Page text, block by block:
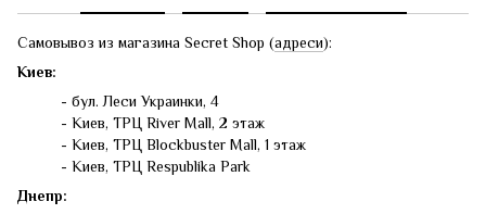
Самовывоз из магазина Secret Shop (адреси):
Киев:
- бул. Леси Украинки, 4
- Киев, ТРЦ River Mall, 2 этаж
- Киев, ТРЦ Blockbuster Mall, 1 этаж
- Киев, ТРЦ Respublika Park
Днепр: